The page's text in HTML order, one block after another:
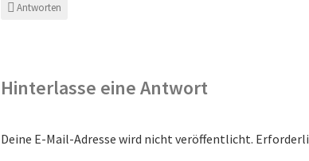
Antworten
Hinterlasse eine Antwort
Deine E-Mail-Adresse wird nicht veröffentlicht.